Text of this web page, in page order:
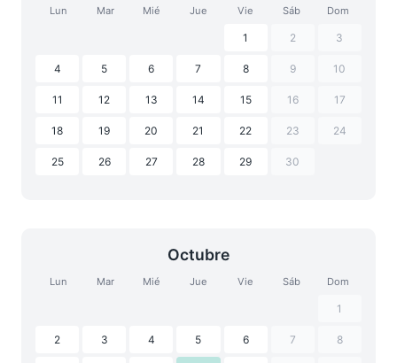
Lun Mar Mié Jue Vie Sáb Dom
1 2 3
4 5 6 7 8 9 10
11 12 13 14 15 16 17
18 19 20 21 22 23 24
25 26 27 28 29 30
Octubre
Lun Mar Mié Jue Vie Sáb Dom
1
2 3 4 5 6 7 8